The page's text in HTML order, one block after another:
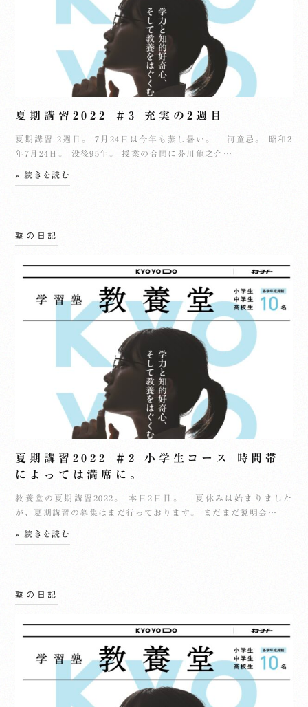
夏期講習2022 ＃3 充実の2週目
夏期講習 2週目。 7月24日は今年も蒸し暑い。 河童忌。 昭和2
年7月24日。 没後95年。 授業の合間に芥川龍之介…
» 続きを読む
塾の日記
夏期講習2022 ＃2 小学生コース 時間帯
によっては満席に。
教養堂の夏期講習2022。 本日2日目。 夏休みは始まりました
が、夏期講習の募集はまだ行っております。 まだまだ説明会…
» 続きを読む
塾の日記